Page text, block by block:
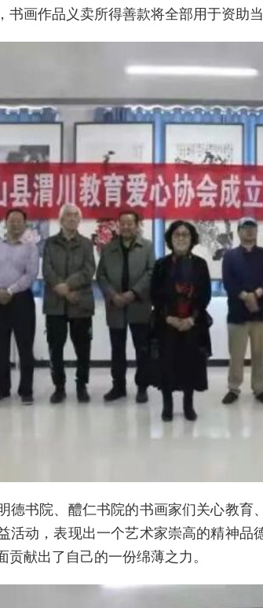
书画作品义卖所得善款将全部用于资助
德书院、醴仁书院的书画家们关心教
活动，表现出一个艺术家崇高的精神
贡献出了自己的一份绵薄之力。